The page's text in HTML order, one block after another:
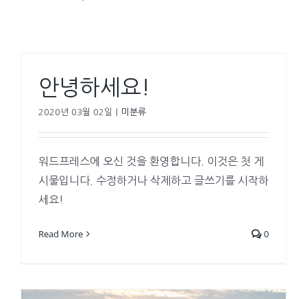
안녕하세요!
2020년 03월 02일 미분류
워드프레스에 오신 것을 환영합니다. 이것은 첫 게
시물입니다. 수정하거나 삭제하고 글쓰기를 시작하
세요!
Read More 0